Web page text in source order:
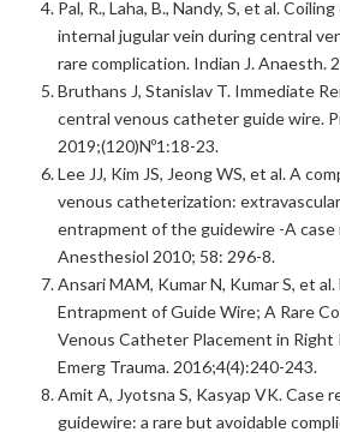
Pal, R., Laha, B., Nandy, S, et al.
internal jugular vein during central
rare complication. Indian J. Anaesth.
Bruthans J, Stanislav T. Immediate
central venous catheter guide wire.
2019;(120)Nº1:18-23.
Lee JJ, Kim JS, Jeong WS, et al. A
venous catheterization:
entrapment of the guidewire -A case
Anesthesiol 2010; 58: 296-8.
Ansari MAM, Kumar N, Kumar S, et al.
Entrapment of Guide Wire; A Rare
Venous Catheter Placement in Right
Emerg Trauma. 2016;4(4):240-243.
Amit A, Jyotsna S, Kasyap VK. Case
guidewire: a rare but avoidable